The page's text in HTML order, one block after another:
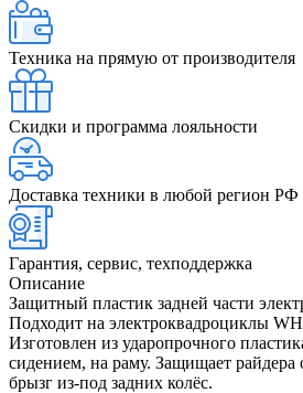
Техника на прямую от производителя
Скидки и программа лояльности
Доставка техники в любой регион РФ
Гарантия, сервис, техподдержка
Описание
Защитный пластик задней части
Подходит на электроквадроциклы
Изготовлен из ударопрочного
сидением, на раму. Защищает райдера
брызг из-под задних колёс.